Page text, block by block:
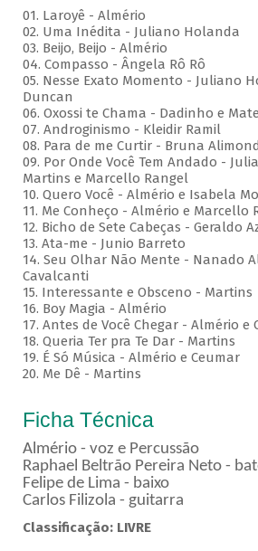
01. Laroyê - Almério
02. Uma Inédita - Juliano Holanda
03. Beijo, Beijo - Almério
04. Compasso - Ângela Rô Rô
05. Nesse Exato Momento - Juliano
Duncan
06. Oxossi te Chama - Dadinho e
07. Androginismo - Kleidir Ramil
08. Para de me Curtir - Bruna
09. Por Onde Você Tem Andado -
Martins e Marcello Rangel
10. Quero Você - Almério e Isabela
11. Me Conheço - Almério e Marcello
12. Bicho de Sete Cabeças - Geraldo
13. Ata-me - Junio Barreto
14. Seu Olhar Não Mente - Nanado
Cavalcanti
15. Interessante e Obsceno - Martins
16. Boy Magia - Almério
17. Antes de Você Chegar - Almério e
18. Queria Ter pra Te Dar - Martins
19. É Só Música - Almério e Ceumar
20. Me Dê - Martins
Ficha Técnica
Almério - voz e Percussão
Raphael Beltrão Pereira Neto -
Felipe de Lima - baixo
Carlos Filizola - guitarra
Classificação: LIVRE